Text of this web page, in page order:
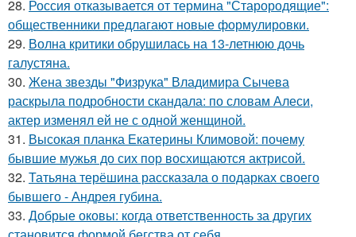
28. Россия отказывается от термина "Старородящие":
общественники предлагают новые формулировки.
29. Волна критики обрушилась на 13-летнюю дочь
галустяна.
30. Жена звезды "Физрука" Владимира Сычева
раскрыла подробности скандала: по словам Алеси,
актер изменял ей не с одной женщиной.
31. Высокая планка Екатерины Климовой: почему
бывшие мужья до сих пор восхищаются актрисой.
32. Татьяна терёшина рассказала о подарках своего
бывшего - Андрея губина.
33. Добрые оковы: когда ответственность за других